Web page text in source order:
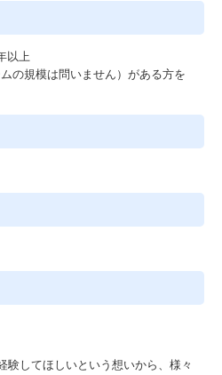
以上
の規模は問いません）がある方を
験してほしいという想いから、様々